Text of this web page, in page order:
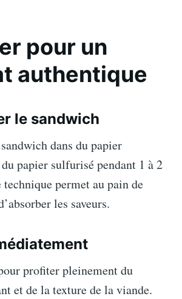
pour un
authentique
le sandwich
dans du papier
papier sulfurisé pendant 1 à 2
permet au pain de
les saveurs.
profiter pleinement du
et de la texture de la viande.